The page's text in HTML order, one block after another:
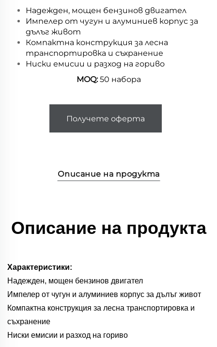
Надежден, мощен бензинов двигател
Импелер от чугун и алуминиев корпус за
дълъг живот
Компактна конструкция за лесна
транспортировка и съхранение
Ниски емисии и разход на гориво
MOQ:50 набора
Получете оферта
Описание на продукта
Описание на продукта
Характеристики:
Надежден, мощен бензинов двигател
Импелер от чугун и алуминиев корпус за дълъг живот
Компактна конструкция за лесна транспортировка и
съхранение
Ниски емисии и разход на гориво